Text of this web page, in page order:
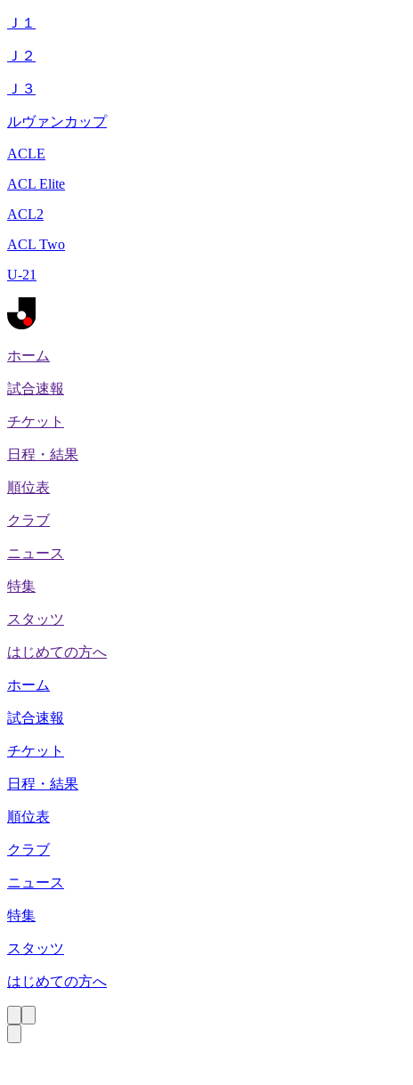
Ｊ１
Ｊ２
Ｊ３
ルヴァンカップ
ACLE
ACL Elite
ACL2
ACL Two
U-21
ホーム
試合速報
チケット
日程・結果
順位表
クラブ
ニュース
特集
スタッツ
はじめての方へ
ホーム
試合速報
チケット
日程・結果
順位表
クラブ
ニュース
特集
スタッツ
はじめての方へ